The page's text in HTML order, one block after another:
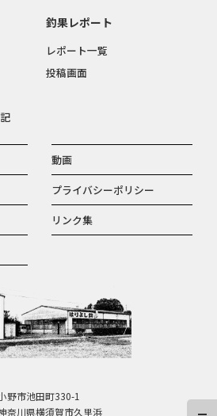
野市池田町330-1
奈川県横須賀市久里浜
動画
プライバシーポリシー
リンク集
釣果レポート
レポート一覧
投稿画面